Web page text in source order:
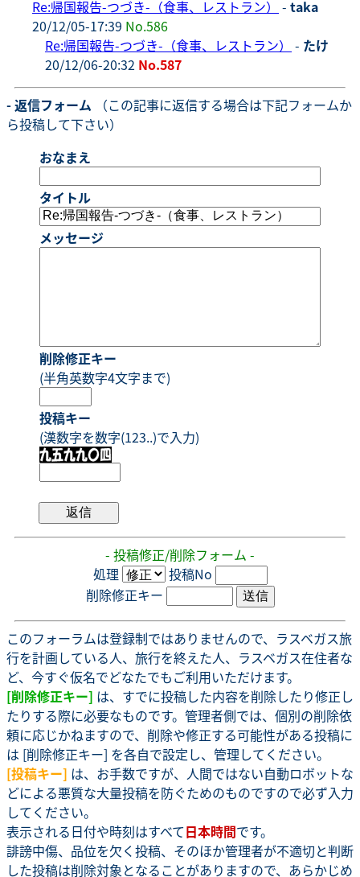
Re:帰国報告-つづき-（食事、レストラン）
- taka
20/12/05-17:39 No.586
Re:帰国報告-つづき-（食事、レストラン）
- たけ
20/12/06-20:32 No.587
- 返信フォーム （この記事に返信する場合は下記フォームか
ら投稿して下さい）
おなまえ
タイトル
メッセージ
削除修正キー
(半角英数字4文字まで)
投稿キー
(漢数字を数字(123..)で入力)
- 投稿修正/削除フォーム -
処理
投稿No
削除修正キー
このフォーラムは登録制ではありませんので、ラスベガス旅
行を計画している人、旅行を終えた人、ラスベガス在住者な
ど、今すぐ仮名でどなたでもご利用いただけます。
[削除修正キー] は、すでに投稿した内容を削除したり修正し
たりする際に必要なものです。管理者側では、個別の削除依
頼に応じかねますので、削除や修正する可能性がある投稿に
は [削除修正キー] を各自で設定し、管理してください。
[投稿キー] は、お手数ですが、人間ではない自動ロボットな
どによる悪質な大量投稿を防ぐためのものですので必ず入力
してください。
表示される日付や時刻はすべて日本時間です。
誹謗中傷、品位を欠く投稿、そのほか管理者が不適切と判断
した投稿は削除対象となることがありますので、あらかじめ